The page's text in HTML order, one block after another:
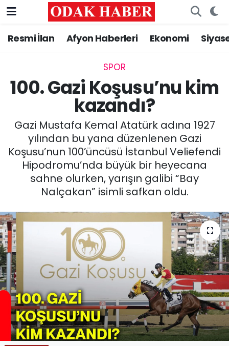
Resmi İlan Afyon Haberleri Ekonomi
SPOR
100. Gazi Koşusu’nu kim
kazandı?
Gazi Mustafa Kemal Atatürk adına 1927
yılından bu yana düzenlenen Gazi
Koşusu’nun 100’üncüsü İstanbul Veliefendi
Hipodromu’nda büyük bir heyecana
sahne olurken, yarışın galibi “Bay
Nalçakan” isimli safkan oldu.
AFYONKARAHİSAR HABERLERİ
ASAYİŞ
SİYASET
EĞİTİM
MAGAZİN
SAĞLIK
11:11 MANŞET
Nöbetçi Eczaneler
Trafik Durumu
Tüm Manşetler
Son Dakika Haberleri
Haber Arşivi